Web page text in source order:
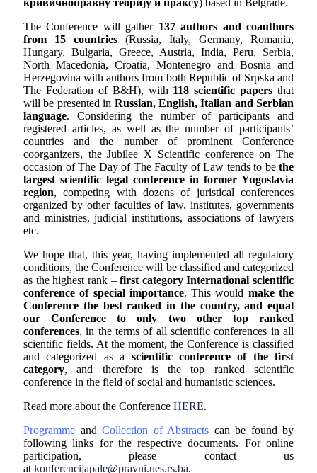
кривичноправну теориjу и праксу) based in Belgrade.
The Conference will gather 137 authors and coauthors
from 15 countries (Russia, Italy, Germany, Romania,
Hungary, Bulgaria, Greece, Austria, India, Peru, Serbia,
North Macedonia, Croatia, Montenegro and Bosnia and
Herzegovina with authors from both Republic of Srpska and
The Federation of B&H), with 118 scientific papers that
will be presented in Russian, English, Italian and Serbian
language. Considering the number of participants and
registered articles, as well as the number of participants’
countries and the number of prominent Conference
coorganizers, the Jubilee X Scientific conference on The
occasion of The Day of The Faculty of Law tends to be the
largest scientific legal conference in former Yugoslavia
region, competing with dozens of juristical conferences
organized by other faculties of law, institutes, governments
and ministries, judicial institutions, associations of lawyers
etc.
We hope that, this year, having implemented all regulatory
conditions, the Conference will be classified and categorized
as the highest rank –first category International scientific
conference of special importance. This would make the
Conference the best ranked in the country, and equal
our Conference to only two other top ranked
conferences, in the terms of all scientific conferences in all
scientific fields. At the moment, the Conference is classified
and categorized as a scientific conference of the first
category, and therefore is the top ranked scientific
conference in the field of social and humanistic sciences.
Read more about the Conference HERE.
Programme and Collection of Abstracts can be found by
following links for the respective documents. For online
participation, please contact us
at konferencijapale@pravni.ues.rs.ba.